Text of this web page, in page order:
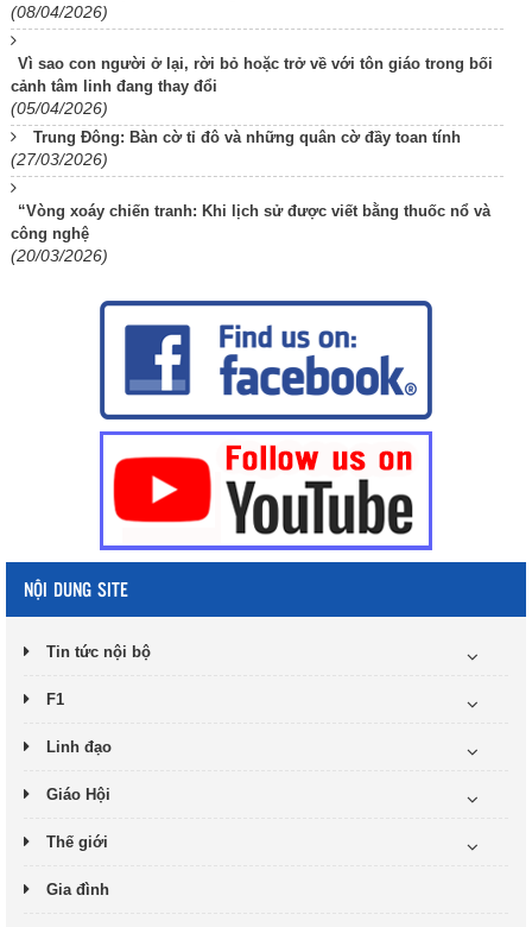
(08/04/2026)
Vì sao con người ở lại, rời bỏ hoặc trở về với tôn giáo trong bối
cảnh tâm linh đang thay đổi
(05/04/2026)
Trung Đông: Bàn cờ tỉ đô và những quân cờ đầy toan tính
(27/03/2026)
“Vòng xoáy chiến tranh: Khi lịch sử được viết bằng thuốc nổ và
công nghệ
(20/03/2026)
NỘI DUNG SITE
Tin tức nội bộ
F1
Linh đạo
Giáo Hội
Thế giới
Gia đình